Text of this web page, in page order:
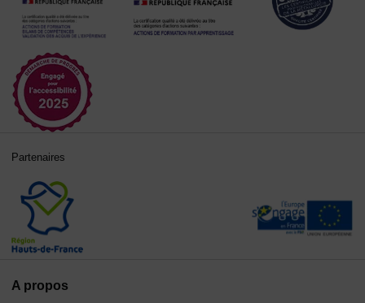
A propos
Partenaires